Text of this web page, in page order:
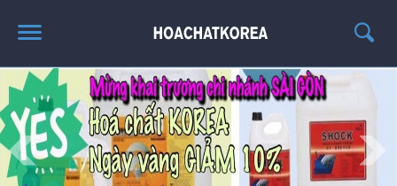
TRANG CHỦ
GIỚI THIỆU
THÔNG TIN SẢN PHẨM